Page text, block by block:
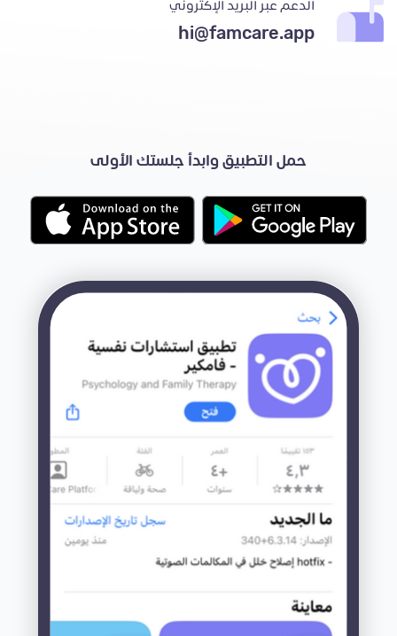
الدعم عبر البريد الإكتروني
hi@famcare.app
حمل التطبيق وابدأ جلستك الأولى